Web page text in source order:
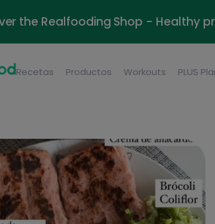
the Realfooding Shop - Healthy
Recetas Productos Workouts PLUS